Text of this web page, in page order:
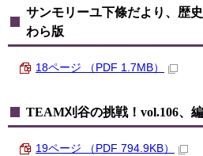
サンモリーユ下條だより、歴
わら版
18ページ （PDF 1.7MB）
TEAM刈谷の挑戦！vol.106、
19ページ （PDF 794.9KB）